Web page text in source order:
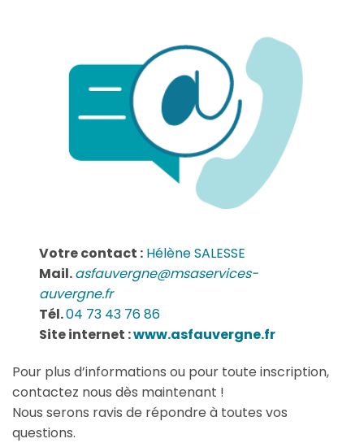
Votre contact : Hélène SALESSE
Mail.asfauvergne@msaservices-
auvergne.fr
Tél.04 73 43 76 86
Site internet :www.asfauvergne.fr
Pour plus d’informations ou pour toute inscription,
contactez nous dès maintenant !
Nous serons ravis de répondre à toutes vos
questions.